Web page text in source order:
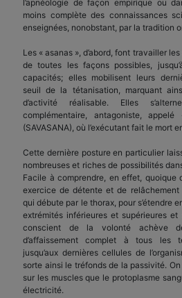
l’apnéologie de façon empirique ou
moins complète des connaissances
enseignées, nonobstant, par la tradition
Les « asanas », d’abord, font travailler
de toutes les façons possibles,
capacités; elles mobilisent leurs
seuil de la tétanisation, marquant
d’activité réalisable. Elles
complémentaire, antagoniste,
(SAVASANA), où l’exécutant fait le mort
Cette dernière posture en particulier
nombreuses et riches de possibilités
Facile à comprendre, en effet, quoique
exercice de détente et de
qui débute par le thorax, pour s’étendre
extrémités inférieures et supérieures
conscient de la volonté achève
d’affaissement complet à tous les
jusqu’aux dernières cellules de
sorte ainsi le tréfonds de la passivité.
sur les muscles que le protoplasme
électricité.